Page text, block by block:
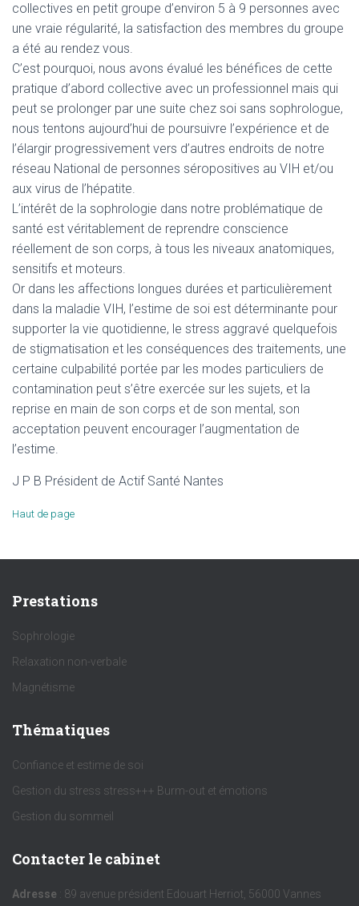
collectives en petit groupe d’environ 5 à 9 personnes avec
une vraie régularité, la satisfaction des membres du groupe
a été au rendez vous.
C’est pourquoi, nous avons évalué les bénéfices de cette
pratique d’abord collective avec un professionnel mais qui
peut se prolonger par une suite chez soi sans sophrologue,
nous tentons aujourd’hui de poursuivre l’expérience et de
l’élargir progressivement vers d’autres endroits de notre
réseau National de personnes séropositives au VIH et/ou
aux virus de l’hépatite.
L’intérêt de la sophrologie dans notre problématique de
santé est véritablement de reprendre conscience
réellement de son corps, à tous les niveaux anatomiques,
sensitifs et moteurs.
Or dans les affections longues durées et particulièrement
dans la maladie VIH, l’estime de soi est déterminante pour
supporter la vie quotidienne, le stress aggravé quelquefois
de stigmatisation et les conséquences des traitements, une
certaine culpabilité portée par les modes particuliers de
contamination peut s’être exercée sur les sujets, et la
reprise en main de son corps et de son mental, son
acceptation peuvent encourager l’augmentation de
l’estime.
J P B Président de Actif Santé Nantes
Haut de page
Prestations
Sophrologie
Relaxation non-verbale
Magnétisme
Thématiques
Confiance et estime de soi
Gestion du stress stress+++ Burm-out et émotions
Gestion du sommeil
Contacter le cabinet
Adresse : 89 avenue président Edouart Herriot, 56000 Vannes